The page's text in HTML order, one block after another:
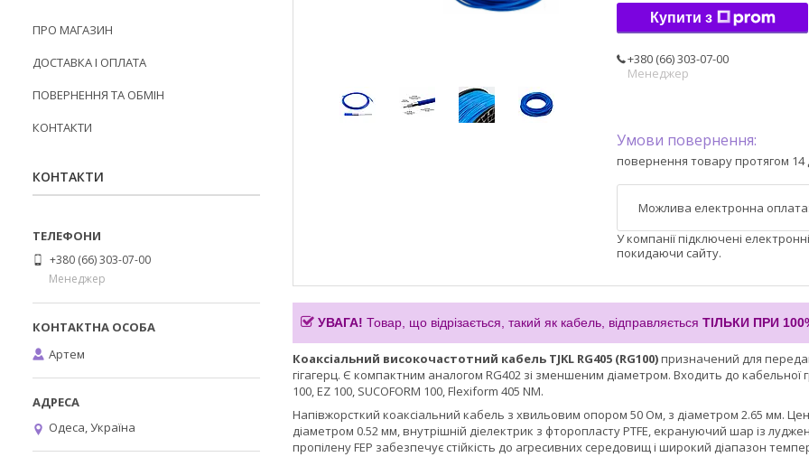
Купити з
+380 (66) 303-07-00
Менеджер
повернення товару протягом 14
У компанії підключені
покидаючи сайту.
УВАГА! Товар, що відрізається, такий як кабель, відправляється ТІЛЬКИ ПРИ
Коаксіальний високочастотний кабель TJKL RG405 (RG100)призначений для
гігагерц. Є компактним аналогом RG402 зі зменшеним діаметром. Входить до кабельної
100, EZ 100, SUCOFORM 100, Flexiform 405 NM.
Напівжорсткий коаксіальний кабель з хвильовим опором 50 Ом, з діаметром 2.65 мм.
діаметром 0.52 мм, внутрішній діелектрик з фторопласту PTFE, екрануючий шар із
пропілену FEP забезпечує стійкість до агресивних середовищ і широкий діапазон
ПРО МАГАЗИН
ДОСТАВКА І ОПЛАТА
ПОВЕРНЕННЯ ТА ОБМІН
КОНТАКТИ
КОНТАКТИ
+380 (66) 303-07-00
Менеджер
Артем
Одеса, Україна